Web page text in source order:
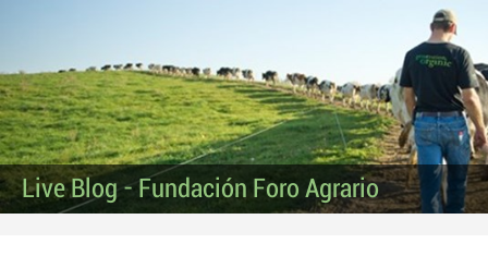
Live Blog - Fundación Foro Agrario